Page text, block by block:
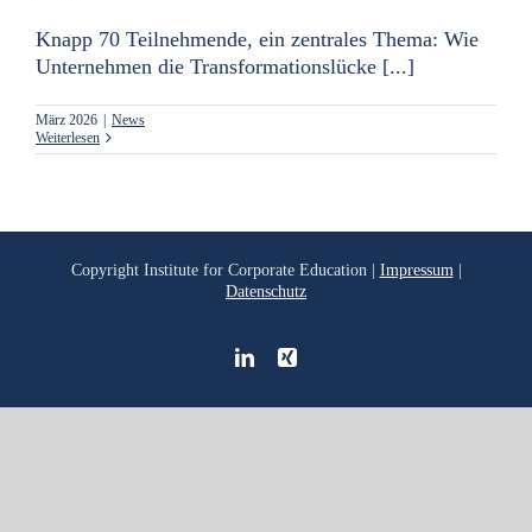
Knapp 70 Teilnehmende, ein zentrales Thema: Wie
Unternehmen die Transformationslücke [...]
März 2026 | News
Weiterlesen
Copyright Institute for Corporate Education | Impressum |
Datenschutz
LinkedInXing